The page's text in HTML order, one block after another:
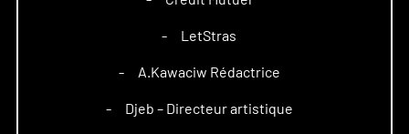
– LetStras
– A.Kawaciw Rédactrice
– Djeb – Directeur artistique